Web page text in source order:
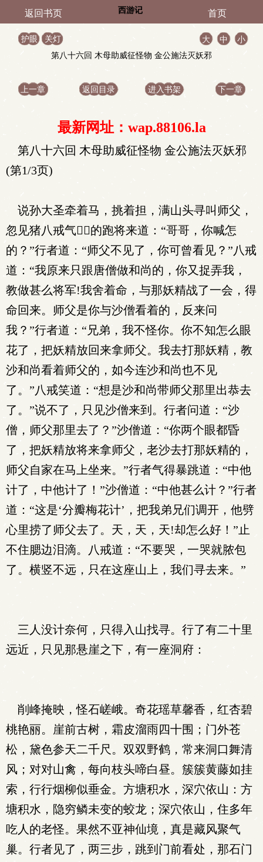
返回书页 西游记 首页
护眼 关灯 大 中
小
第八十六回 木母助威征怪物 金公施法灭妖邪
上一章 返回目录 进入书架 下一章
最新网址：wap.88106.la
第八十六回 木母助威征怪物 金公施法灭妖邪
(第1/3页)
说孙大圣牵着马，挑着担，满山头寻叫师父，
忽见猪八戒气的跑将来道：“哥哥，你喊怎
的？”行者道：“师父不见了，你可曾看见？”八戒
道：“我原来只跟唐僧做和尚的，你又捉弄我，
教做甚么将军!我舍着命，与那妖精战了一会，得
命回来。师父是你与沙僧看着的，反来问
我？”行者道：“兄弟，我不怪你。你不知怎么眼
花了，把妖精放回来拿师父。我去打那妖精，教
沙和尚看着师父的，如今连沙和尚也不见
了。”八戒笑道：“想是沙和尚带师父那里出恭去
了。”说不了，只见沙僧来到。行者问道：“沙
僧，师父那里去了？”沙僧道：“你两个眼都昏
了，把妖精放将来拿师父，老沙去打那妖精的，
师父自家在马上坐来。”行者气得暴跳道：“中他
计了，中他计了！”沙僧道：“中他甚么计？”行者
道：“这是‘分瓣梅花计’，把我弟兄们调开，他劈
心里捞了师父去了。天，天，天!却怎么好！”止
不住腮边泪滴。八戒道：“不要哭，一哭就脓包
了。横竖不远，只在这座山上，我们寻去来。”
三人没计奈何，只得入山找寻。行了有二十里
远近，只见那悬崖之下，有一座洞府：
削峰掩映，怪石嵯峨。奇花瑶草馨香，红杏碧
桃艳丽。崖前古树，霜皮溜雨四十围；门外苍
松，黛色参天二千尺。双双野鹤，常来洞口舞清
风；对对山禽，每向枝头啼白昼。簇簇黄藤如挂
索，行行烟柳似垂金。方塘积水，深穴依山：方
塘积水，隐穷鳞未变的蛟龙；深穴依山，住多年
吃人的老怪。果然不亚神仙境，真是藏风聚气
巢。行者见了，两三步，跳到门前看处，那石门